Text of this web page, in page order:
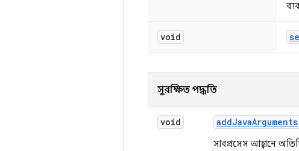
void
সুরক্ষিত পদ্ধতি
void addJavaArguments
সাবপ্রসেস আহ্বানে